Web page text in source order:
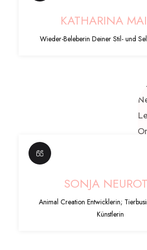
KATHARINA
Wieder-Beleberin Deiner Stil- und
SONJA
Animal Creation Entwicklerin;
Künstlerin